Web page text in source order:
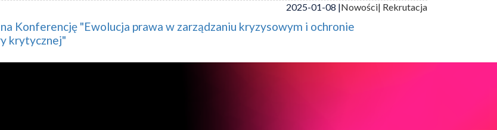
2025-01-08 |Nowości| Rekrutacja
Konferencję "Ewolucja prawa w zarządzaniu kryzysowym i ochronie
krytycznej"